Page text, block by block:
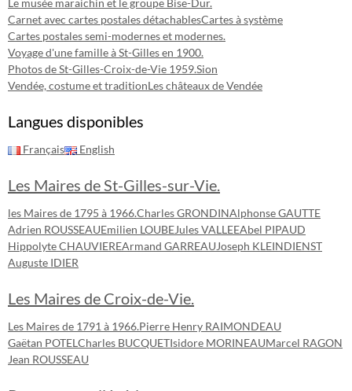
Carnet avec cartes postales détachablesCartes à système
Cartes postales semi-modernes et modernes.
Voyage d'une famille à St-Gilles en 1900.
Photos de St-Gilles-Croix-de-Vie 1959.Sion
Vendée, costume et traditionLes châteaux de Vendée
Langues disponibles
Français English
Les Maires de St-Gilles-sur-Vie.
les Maires de 1795 à 1966.Charles GRONDINAlphonse GAUTTE
Adrien ROUSSEAUEmilien LOUBEJules VALLEEAbel PIPAUD
Hippolyte CHAUVIEREArmand GARREAUJoseph KLEINDIENST
Auguste IDIER
Les Maires de Croix-de-Vie.
Les Maires de 1791 à 1966.Pierre Henry RAIMONDEAU
Gaëtan POTEL Charles BUCQUETIsidore MORINEAUMarcel RAGON
Jean ROUSSEAU